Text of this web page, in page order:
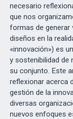
necesario
que nos
formas de generar
diseños en la
«innovación») es
y sostenibilidad de
su conjunto. Este
reflexionar acerca
gestión de la
diversas
nuevos enfoques